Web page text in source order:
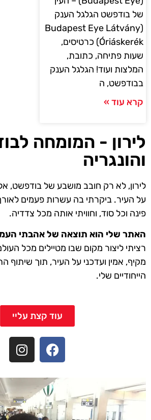
של בודפשט הגלגל הענק
(Budapest Eye Látvány
Óriáskerék) כרטיסים,
שעות פתיחה, כתובת,
המלצות ועוד! הגלגל הענק
בבודפשט, ה
קרא עוד »
לירון - המומחה
והונגריה
לירון, לא רק חובב מושבע של בודפשט,
על העיר. ביקרתי בה עשרות פעמים
פינה וכל סוד, וחוויתי אותה מכל צדדיה.
האתר שלי הוא תוצאה של אהבתי
רציתי ליצור מקום שבו מטיילים מכל
מקיף, אמין ועדכני על העיר, תוך שיתוף
הייחודיים שלי.
עוד קצת עליי